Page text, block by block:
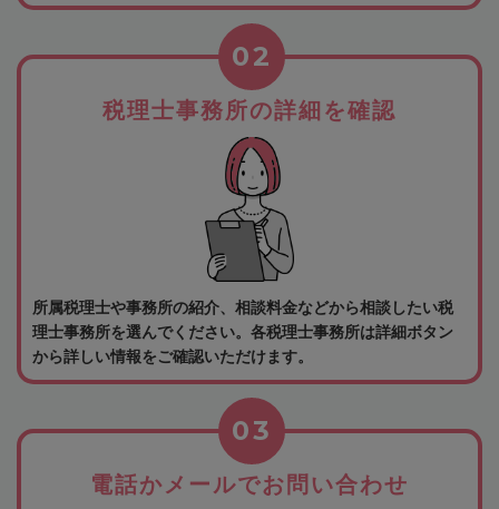
税理士事務所の詳細を確認
02
所属税理士や事務所の紹介、相談料金などから相談したい税
理士事務所を選んでください。各税理士事務所は詳細ボタン
から詳しい情報をご確認いただけます。
電話かメールでお問い合わせ
03